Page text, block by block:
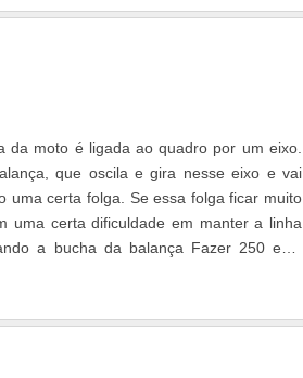
da moto é ligada ao quadro por um eixo.
que oscila e gira nesse eixo e vai
uma certa folga. Se essa folga ficar muito
uma certa dificuldade em manter a linha
a bucha da balança Fazer 250 está